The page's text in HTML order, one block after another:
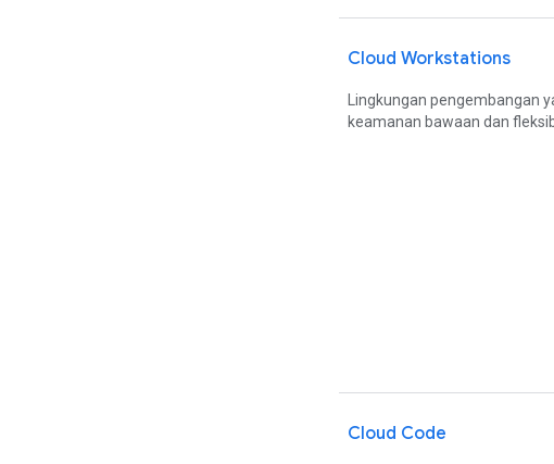
Cloud Workstations
Lingkungan pengembangan
keamanan bawaan dan
Cloud Code